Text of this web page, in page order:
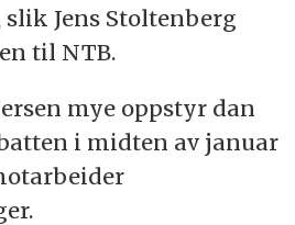
Jens Stoltenberg
til NTB.
mye oppstyr dan
i midten av januar